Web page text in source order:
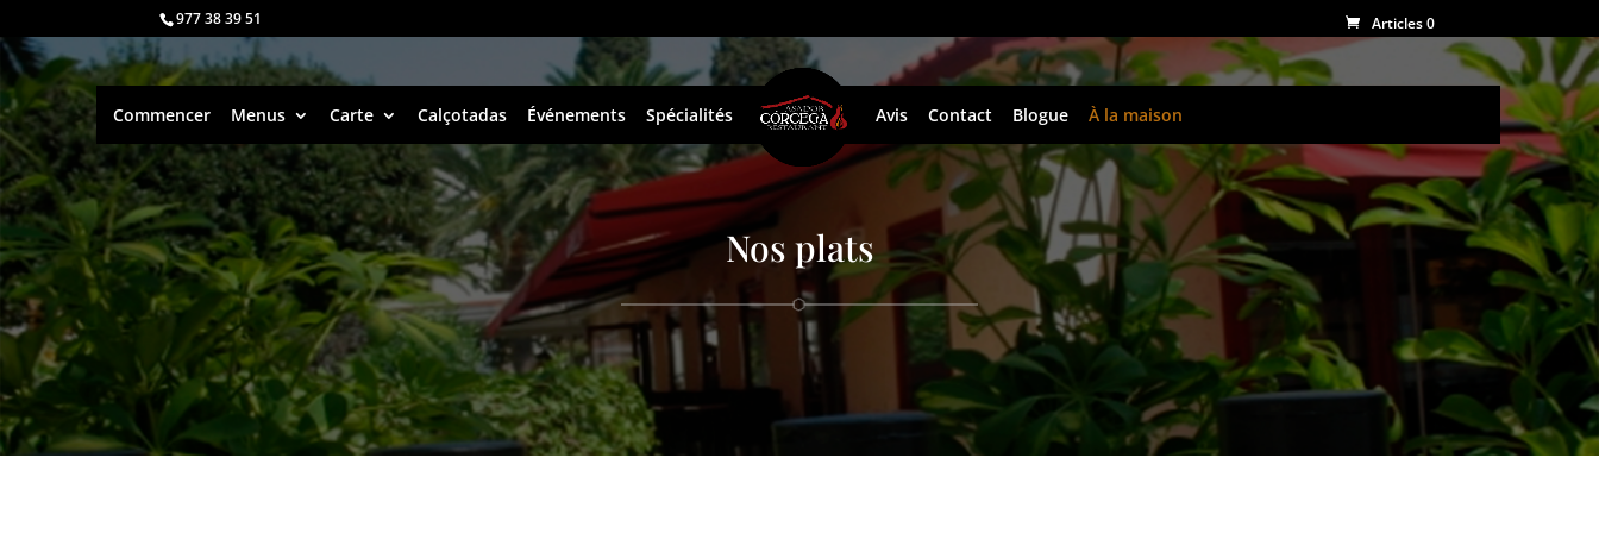
977 38 39 51 Articles 0
Commencer Menus Carte Calçotadas Événements Spécialités Avis Contact Blogue À la maison
Nos plats